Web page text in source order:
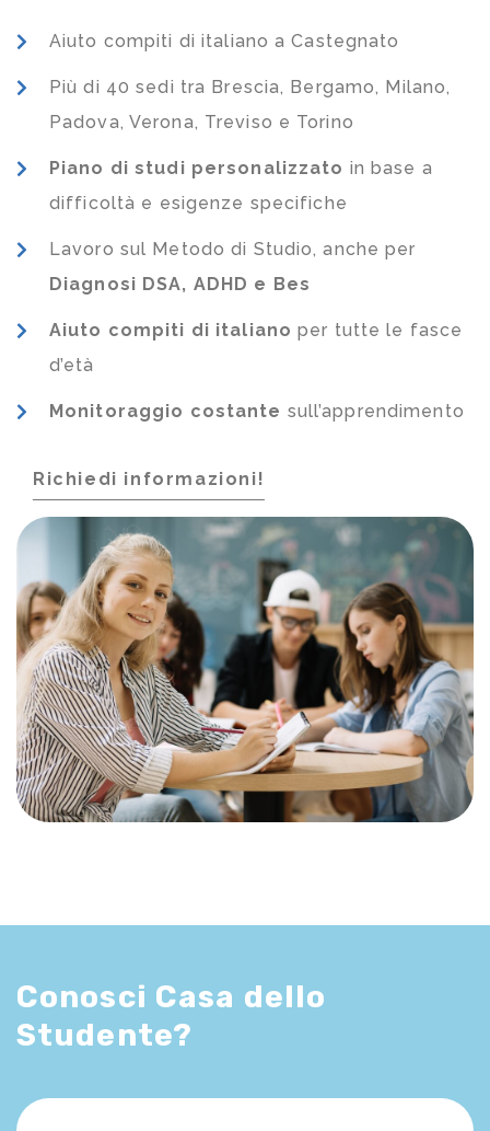
Aiuto compiti di italiano a Castegnato
Più di 40 sedi tra Brescia, Bergamo, Milano,
Padova, Verona, Treviso e Torino
Piano di studi personalizzato in base a
difficoltà e esigenze specifiche
Lavoro sul Metodo di Studio, anche per
Diagnosi DSA, ADHD e Bes
Aiuto compiti di italiano per tutte le fasce
d’età
Monitoraggio costante sull’apprendimento
Richiedi informazioni!
Conosci Casa dello
Studente?